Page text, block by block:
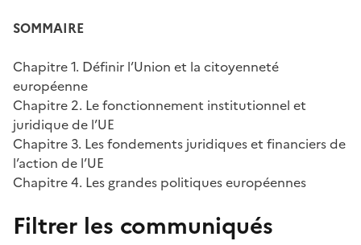
SOMMAIRE
Chapitre 1. Définir l’Union et la citoyenneté
européenne
Chapitre 2. Le fonctionnement institutionnel et
juridique de l’UE
Chapitre 3. Les fondements juridiques et financiers de
l’action de l’UE
Chapitre 4. Les grandes politiques européennes
Filtrer les communiqués